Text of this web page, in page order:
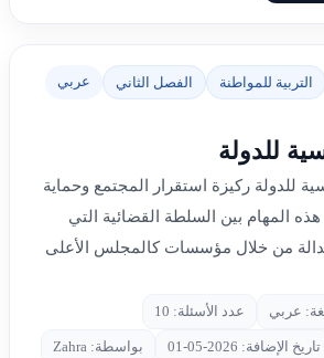
التربية للمواطنة الفصل الثاني عربي
للدولة
للدولة ركيزة استقرار المجتمع وحماية
المهام بين السلطة القضائية التي
من خلال مؤسسات كالمجلس الأعلى
عربي عدد الأسئلة: 10
تاريخ الإضافة: 2026-05-01 بواسطة: Zahra